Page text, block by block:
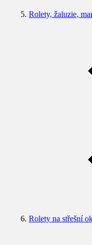
Rolety, žaluzie,
Rolety na střešní